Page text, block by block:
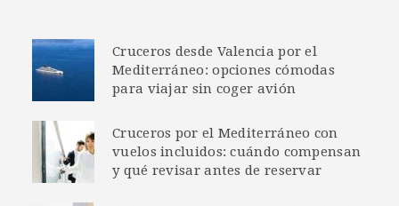
Cruceros desde Valencia por el
Mediterráneo: opciones cómodas
para viajar sin coger avión
Cruceros por el Mediterráneo con
vuelos incluidos: cuándo compensan
y qué revisar antes de reservar